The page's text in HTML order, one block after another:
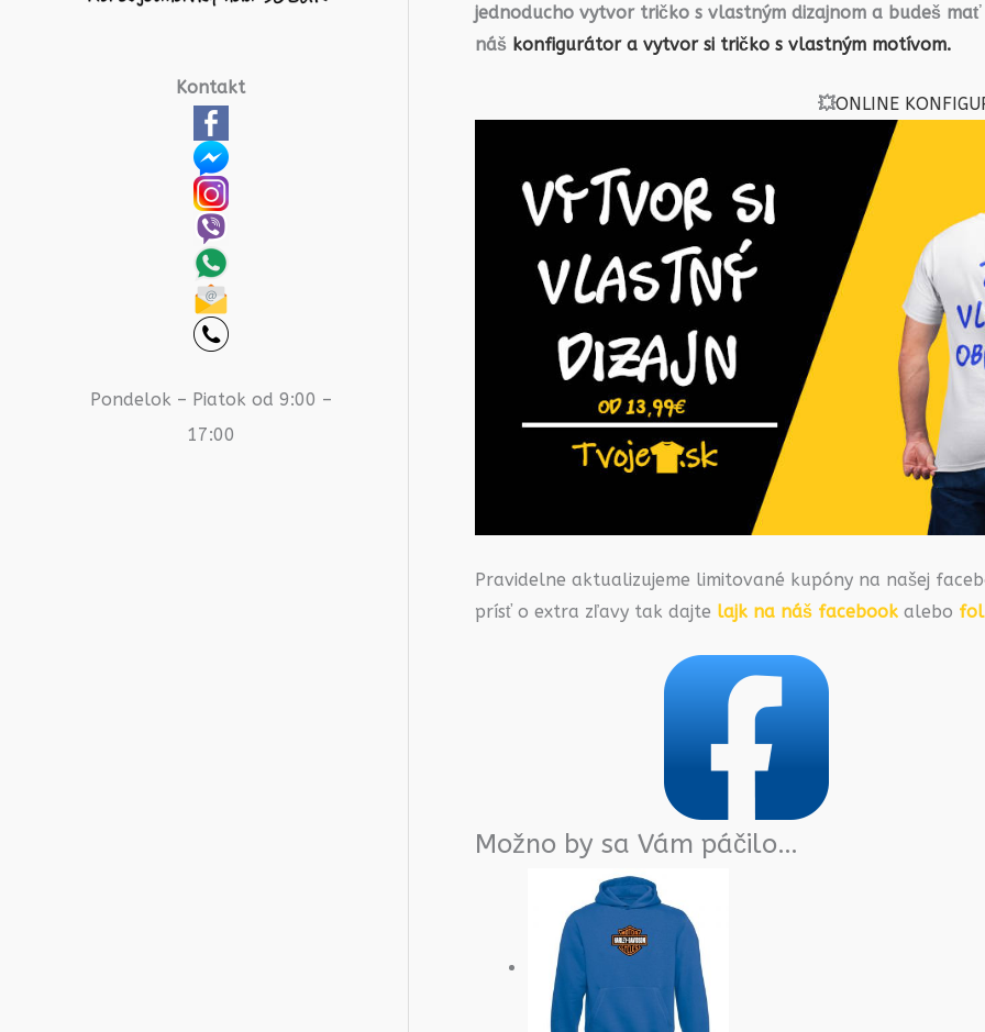
Kontakt
Pondelok – Piatok od 9:00 –
17:00
jednoducho vytvor tričko s vlastným dizajnom a budeš
náš konfigurátor a vytvor si tričko s vlastným motívom.
💥ONLINE
Pravidelne aktualizujeme limitované kupóny na našej
prísť o extra zľavy tak dajte lajk na náš facebook alebo
Možno by sa Vám páčilo…